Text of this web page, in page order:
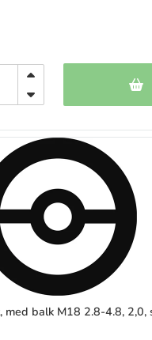
med balk M18 2.8-4.8, 2,0,